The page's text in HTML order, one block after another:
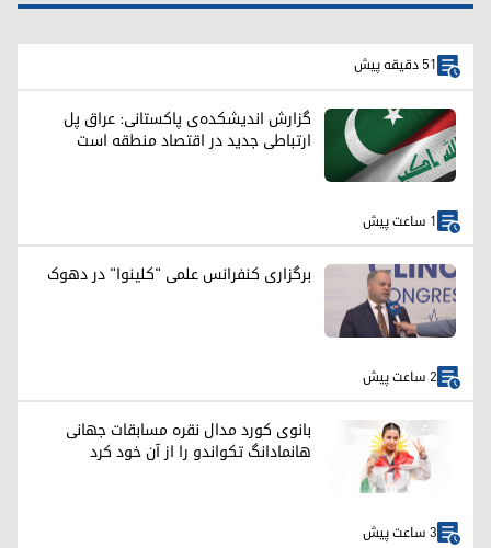
51 دقیقه پیش
گزارش اندیشکده‌ی پاکستانی: عراق پل
ارتباطی جدید در اقتصاد منطقه است
1 ساعت پیش
برگزاری کنفرانس علمی "کلینوا" در دهوک
2 ساعت پیش
بانوی کورد مدال نقره مسابقات جهانی
هانمادانگ تکواندو را از آن خود کرد
3 ساعت پیش